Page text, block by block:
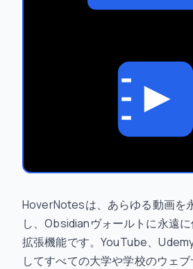
HoverNotesは、あらゆる動画を
し、Obsidianヴォールトに永遠
拡張機能です。YouTube、
してすべての大学や学校のウェ